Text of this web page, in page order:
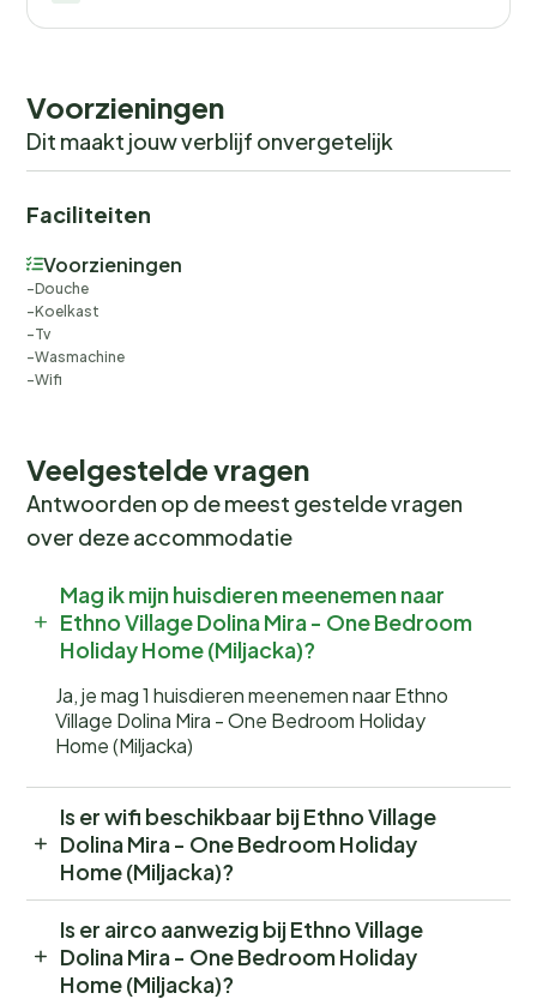
Voorzieningen
Dit maakt jouw verblijf onvergetelijk
Faciliteiten
Voorzieningen
Douche
Koelkast
Tv
Wasmachine
Wifi
Veelgestelde vragen
Antwoorden op de meest gestelde vragen
over deze accommodatie
Mag ik mijn huisdieren meenemen naar
Ethno Village Dolina Mira - One Bedroom
Holiday Home (Miljacka)?
Ja, je mag 1 huisdieren meenemen naar Ethno
Village Dolina Mira - One Bedroom Holiday
Home (Miljacka)
Is er wifi beschikbaar bij Ethno Village
Dolina Mira - One Bedroom Holiday
Home (Miljacka)?
Is er airco aanwezig bij Ethno Village
Dolina Mira - One Bedroom Holiday
Home (Miljacka)?